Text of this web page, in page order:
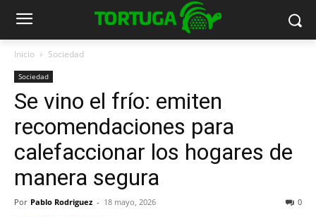
Inicio Sociedad
Sociedad
Se vino el frío: emiten
recomendaciones para
calefaccionar los hogares de
manera segura
Por Pablo Rodriguez - 18 mayo, 2026 0